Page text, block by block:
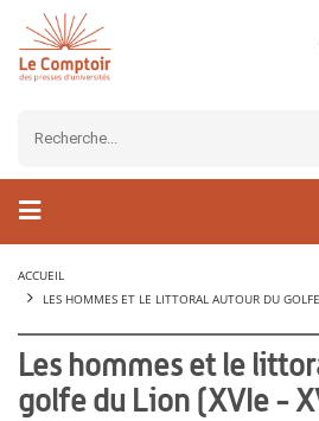
ACCUEIL
LES HOMMES ET LE LITTORAL AUTOUR DU
Les hommes et le
golfe du Lion (XVIe -